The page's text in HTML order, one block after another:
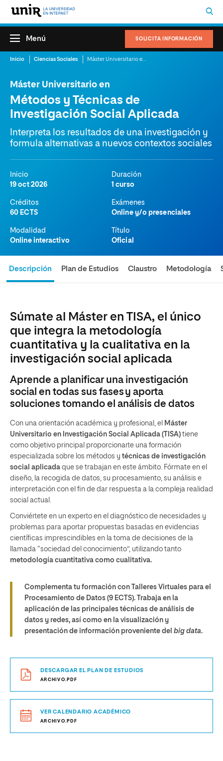
SOLICITA INFORMACIÓN
Menú
Inicio Ciencias Sociales
Máster Universitario en
Métodos y Técnicas de
Investigación Social Aplicada
Interpreta los resultados de una investigación y
formula alternativas a nuevos contextos sociales
Inicio
19 oct 2026
Duración
1 curso
Créditos
60 ECTS
Exámenes
Online y/o presenciales
Modalidad
Online interactivo
Título
Oficial
Descripción Plan de Estudios Claustro Metodología
Súmate al Máster en TISA, el único
que integra la metodología
cuantitativa y la cualitativa en la
investigación social aplicada
Aprende a planificar una investigación
social en todas sus fases y aporta
soluciones tomando el análisis de datos
Con una orientación académica y profesional, el Máster
Universitario en Investigación Social Aplicada (TISA) tiene
como objetivo principal proporcionarte una formación
especializada sobre los métodos y técnicas de investigación
social aplicada que se trabajan en este ámbito. Fórmate en el
diseño, la recogida de datos, su procesamiento, su análisis e
interpretación con el fin de dar respuesta a la compleja realidad
social actual.
Conviértete en un experto en el diagnóstico de necesidades y
problemas para aportar propuestas basadas en evidencias
científicas imprescindibles en la toma de decisiones de la
llamada “sociedad del conocimiento”, utilizando tanto
metodología cuantitativa como cualitativa.
Complementa tu formación con Talleres Virtuales para el
Procesamiento de Datos (9 ECTS). Trabaja en la
aplicación de las principales técnicas de análisis de
datos y redes, así como en la visualización y
presentación de información proveniente del big data.
DESCARGAR EL PLAN DE ESTUDIOS
ARCHIVO.PDF
VER CALENDARIO ACADÉMICO
ARCHIVO.PDF